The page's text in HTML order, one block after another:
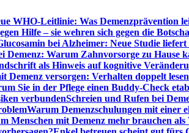
WHO-Leitlinie: Was Demenzprävention
Hilfe – sie wehren sich gegen die
bei Alzheimer: Neue Studie
Demenz: Warum Zahnvorsorge zu Hause
als Hinweis auf kognitive
Demenz versorgen: Verhalten doppelt lesen
Sie in der Pflege einen Buddy-Check
verbundenSchreien und Rufen bei
Warum Demenzschulungen mit einer
Menschen mit Demenz mehr brauchen als